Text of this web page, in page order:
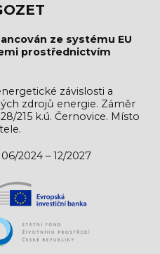
ze systému EU
prostřednictvím
závislosti a
zdrojů energie. Záměr
215 k.ú. Černovice. Místo
2024 – 12/2027